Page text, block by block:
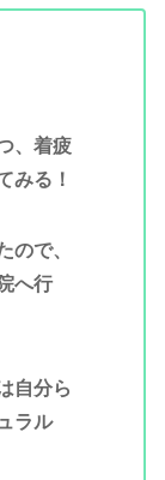
、着疲
みる！
ので、
へ行
自分ら
ラル